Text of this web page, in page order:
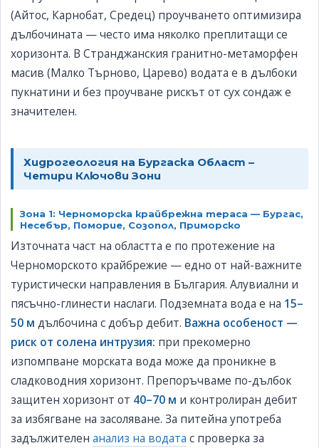
(Айтос, Карнобат, Средец) проучването оптимизира
дълбочината — често има няколко преплитащи се
хоризонта. В Странджанския гранитно-метаморфен
масив (Малко Търново, Царево) водата е в дълбоки
пукнатини и без проучване рискът от сух сондаж е
значителен.
Хидрогеология на Бургаска Област –
Четири Ключови Зони
Зона 1: Черноморска крайбрежна тераса — Бургас,
Несебър, Поморие, Созопол, Приморско
Източната част на областта е по протежение на
Черноморското крайбрежие — едно от най-важните
туристически направления в България. Алувиални и
пясъчно-глинести наслаги. Подземната вода е на 15–
50 м дълбочина с добър дебит. Важна особеност —
риск от солена интрузия: при прекомерно
изпомпване морската вода може да проникне в
сладководния хоризонт. Препоръчваме по-дълбок
защитен хоризонт от 40–70 м и контролиран дебит
за избягване на засоляване. За питейна употреба
задължителен анализ на водата с проверка за